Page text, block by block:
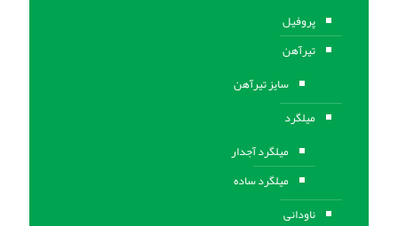
پروفیل
تیرآهن
سایز تیرآهن
میلگرد
میلگرد آجدار
میلگرد ساده
ناودانی